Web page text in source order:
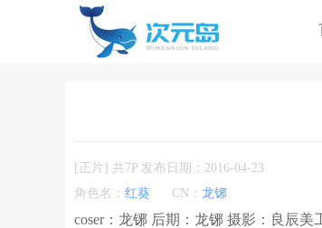
[正片] 共7P 发布日期：2016-04-23
角色名： 红葵 CN： 龙铘
coser：龙铘 后期：龙铘 摄影：良辰